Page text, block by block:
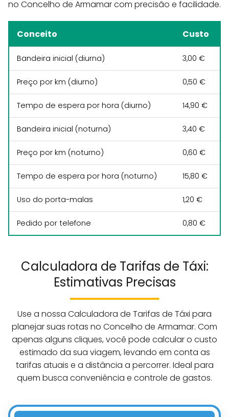
no Concelho de Armamar com precisão e facilidade.
Conceito Custo
Bandeira inicial (diurna) 3,00 €
Preço por km (diurno) 0,50 €
Tempo de espera por hora (diurno) 14,90 €
Bandeira inicial (noturna) 3,40 €
Preço por km (noturno) 0,60 €
Tempo de espera por hora (noturno) 15,80 €
Uso do porta-malas 1,20 €
Pedido por telefone 0,80 €
Calculadora de Tarifas de Táxi:
Estimativas Precisas
Use a nossa Calculadora de Tarifas de Táxi para
planejar suas rotas no Concelho de Armamar. Com
apenas alguns cliques, você pode calcular o custo
estimado da sua viagem, levando em conta as
tarifas atuais e a distância a percorrer. Ideal para
quem busca conveniência e controle de gastos.